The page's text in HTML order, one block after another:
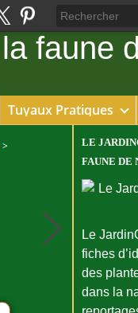
Tuyaux Pratiques
>
LE
FAUNE DE
Le
fiches
des
dans la